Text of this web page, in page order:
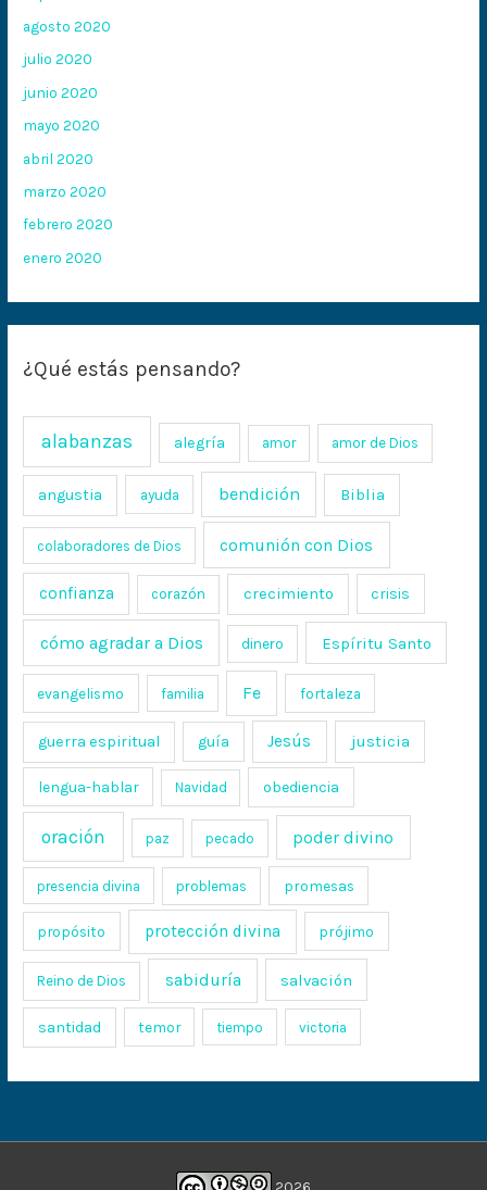
agosto 2020
julio 2020
junio 2020
mayo 2020
abril 2020
marzo 2020
febrero 2020
enero 2020
¿Qué estás pensando?
alabanzas alegría amor amor de Dios
angustia ayuda bendición Biblia
colaboradores de Dios comunión con Dios
confianza corazón crecimiento crisis
cómo agradar a Dios dinero Espíritu Santo
evangelismo familia Fe fortaleza
guerra espiritual guía Jesús justicia
lengua-hablar Navidad obediencia
oración paz pecado poder divino
presencia divina problemas promesas
propósito protección divina prójimo
Reino de Dios sabiduría salvación
santidad temor tiempo victoria